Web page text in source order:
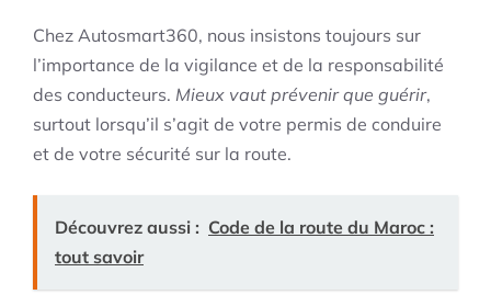
Chez Autosmart360, nous insistons toujours sur
l’importance de la vigilance et de la responsabilité
des conducteurs. Mieux vaut prévenir que guérir,
surtout lorsqu’il s’agit de votre permis de conduire
et de votre sécurité sur la route.
Découvrez aussi : Code de la route du Maroc :
tout savoir